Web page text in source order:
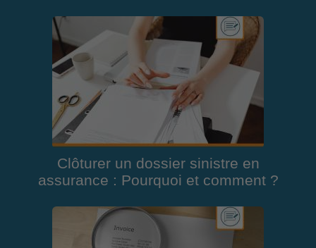
Clôturer un dossier sinistre en
assurance : Pourquoi et comment ?